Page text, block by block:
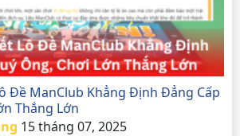
Đề ManClub Khẳng Định Đẳng Cấp
Thắng Lớn
15 tháng 07, 2025